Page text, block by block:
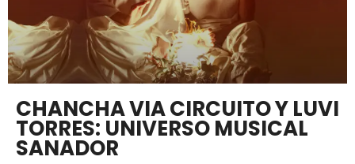
CHANCHA VIA CIRCUITO Y LUVI
TORRES: UNIVERSO MUSICAL
SANADOR